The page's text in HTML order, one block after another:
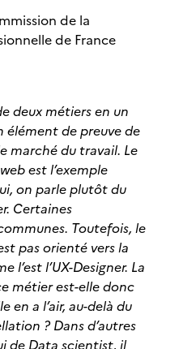
de la
de France
deux métiers en un
élément de preuve de
marché du travail. Le
est l’exemple
on parle plutôt du
Certaines
Toutefois, le
pas orienté vers la
l’UX-Designer. La
métier est-elle donc
en a l’air, au-delà du
? Dans d’autres
de Data scientist, il